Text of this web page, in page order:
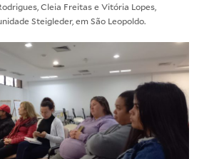
Cleia Freitas e Vitória Lopes,
Steigleder, em São Leopoldo.